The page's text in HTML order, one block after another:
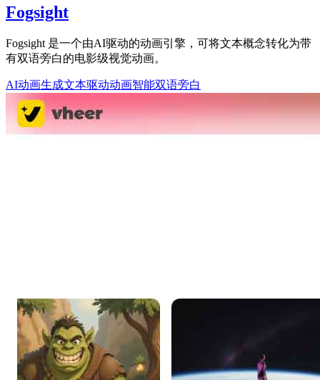
Fogsight
Fogsight 是一个由AI驱动的动画引擎，可将文本概念转化为带
有双语旁白的电影级视觉动画。
AI动画生成文本驱动动画智能双语旁白